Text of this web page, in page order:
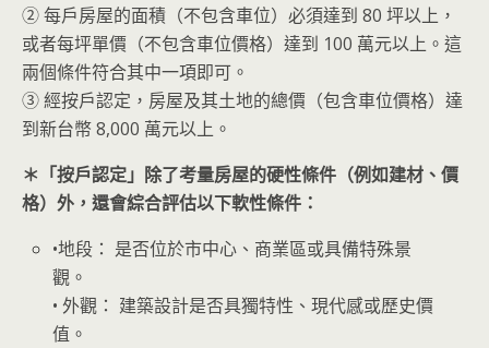
② 每戶房屋的面積（不包含車位）必須達到 80 坪以上，
或者每坪單價（不包含車位價格）達到 100 萬元以上。這
兩個條件符合其中一項即可。
③ 經按戶認定，房屋及其土地的總價（包含車位價格）達
到新台幣 8,000 萬元以上。
＊「按戶認定」除了考量房屋的硬性條件（例如建材、價
格）外，還會綜合評估以下軟性條件：
•地段： 是否位於市中心、商業區或具備特殊景
觀。
• 外觀： 建築設計是否具獨特性、現代感或歷史價
值。